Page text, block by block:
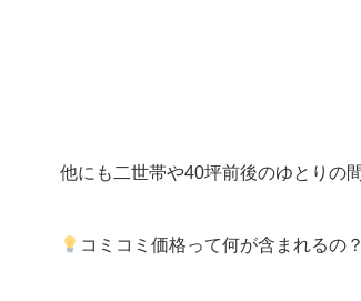
他にも二世帯や40坪前後のゆとりの
コミコミ価格って何が含まれるの？